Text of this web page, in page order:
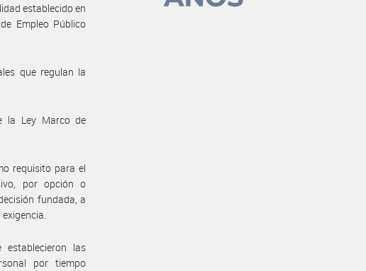
establecido en
Empleo Público
que regulan la
la Ley Marco de
requisito para el
por opción o
fundada, a
las
por tiempo